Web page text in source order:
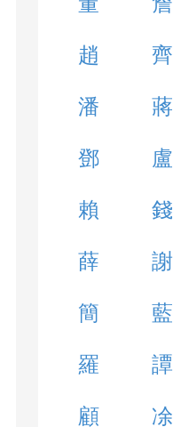
趙 齊
潘 蔣
鄧 盧
賴 錢
薛 謝
簡 藍
羅 譚
顧 凃